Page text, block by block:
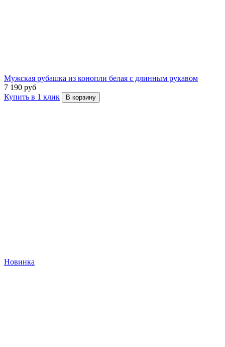
Мужская рубашка из конопли белая с длинным рукавом
7 190 руб
Купить в 1 клик
В корзину
Новинка